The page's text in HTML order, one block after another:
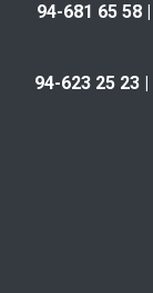
94-681 65 58 |
94-623 25 23 |